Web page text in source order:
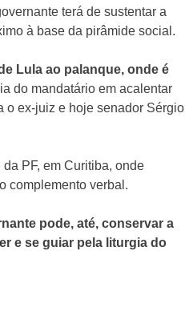
terá de sustentar a
à base da pirâmide social.
Lula ao palanque, onde é
do mandatário em acalentar
o ex-juiz e hoje senador Sérgio
PF, em Curitiba, onde
complemento verbal.
pode, até, conservar a
e se guiar pela liturgia do